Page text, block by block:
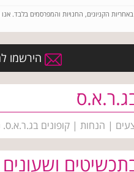
הקניונים, החנויות והמפרסמים בלבד.
הירשמו
| הנחות | קופונים
ושעונים